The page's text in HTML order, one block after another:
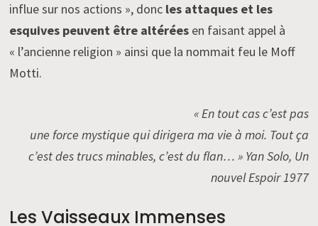
influe sur nos actions », donc les attaques et les
esquives peuvent être altérées en faisant appel à
« l’ancienne religion » ainsi que la nommait feu le Moff
Motti.
« En tout cas c’est pas
une force mystique qui dirigera ma vie à moi. Tout ça
c’est des trucs minables, c’est du flan… » Yan Solo, Un
nouvel Espoir 1977
Les Vaisseaux Immenses